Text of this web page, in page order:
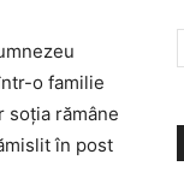
o familie
soţia rămâne
în post